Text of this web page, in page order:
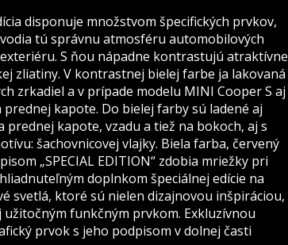
disponuje množstvom špecifických prvkov,
tú správnu atmosféru automobilových
S ňou nápadne kontrastujú atraktívne
zliatiny. V kontrastnej bielej farbe ja lakovaná
zrkadiel a v prípade modelu MINI Cooper S aj
kapote. Do bielej farby sú ladené aj
kapote, vzadu a tiež na bokoch, aj s
šachovnicovej vlajky. Biela farba, červený
„SPECIAL EDITION“ zdobia mriežky pri
doplnkom špeciálnej edície na
svetlá, ktoré sú nielen dizajnovou inšpiráciou,
užitočným funkčným prvkom. Exkluzívnou
prvok s jeho podpisom v dolnej časti